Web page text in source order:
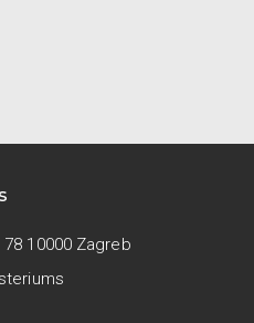
10000 Zagreb